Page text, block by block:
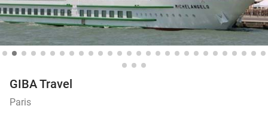
GIBA Travel
Paris